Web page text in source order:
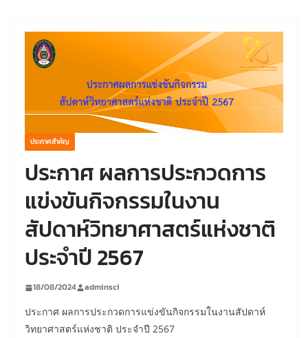
ประกาศสำคัญ
ประกาศ ผลการประกวดการ
แข่งขันกิจกรรมในงาน
สัปดาห์วิทยาศาสตร์แห่งชาติ
ประจำปี 2567
18/08/2024 adminsci
ประกาศ ผลการประกวดการแข่งขันกิจกรรมในงานสัปดาห์
วิทยาศาสตร์แห่งชาติ ประจำปี 2567